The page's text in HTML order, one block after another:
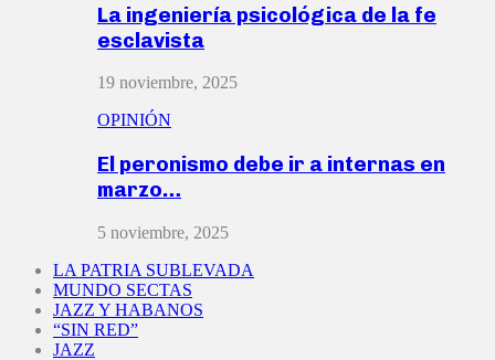
La ingeniería psicológica de la fe
esclavista
19 noviembre, 2025
OPINIÓN
El peronismo debe ir a internas en
marzo…
5 noviembre, 2025
LA PATRIA SUBLEVADA
MUNDO SECTAS
JAZZ Y HABANOS
“SIN RED”
JAZZ